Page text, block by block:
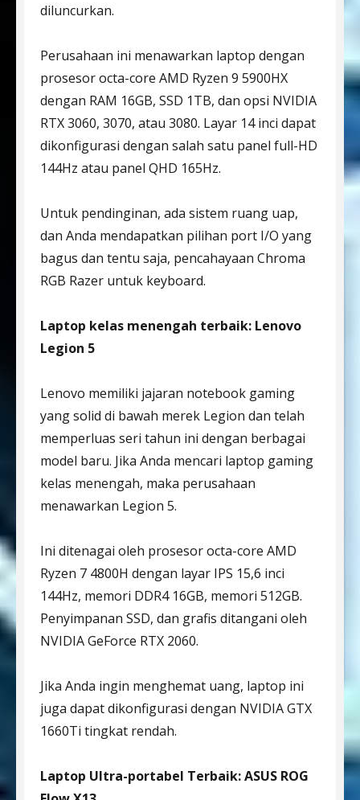
diluncurkan.
Perusahaan ini menawarkan laptop dengan
prosesor octa-core AMD Ryzen 9 5900HX
dengan RAM 16GB, SSD 1TB, dan opsi NVIDIA
RTX 3060, 3070, atau 3080. Layar 14 inci dapat
dikonfigurasi dengan salah satu panel full-HD
144Hz atau panel QHD 165Hz.
Untuk pendinginan, ada sistem ruang uap,
dan Anda mendapatkan pilihan port I/O yang
bagus dan tentu saja, pencahayaan Chroma
RGB Razer untuk keyboard.
Laptop kelas menengah terbaik: Lenovo
Legion 5
Lenovo memiliki jajaran notebook gaming
yang solid di bawah merek Legion dan telah
memperluas seri tahun ini dengan berbagai
model baru. Jika Anda mencari laptop gaming
kelas menengah, maka perusahaan
menawarkan Legion 5.
Ini ditenagai oleh prosesor octa-core AMD
Ryzen 7 4800H dengan layar IPS 15,6 inci
144Hz, memori DDR4 16GB, memori 512GB.
Penyimpanan SSD, dan grafis ditangani oleh
NVIDIA GeForce RTX 2060.
Jika Anda ingin menghemat uang, laptop ini
juga dapat dikonfigurasi dengan NVIDIA GTX
1660Ti tingkat rendah.
Laptop Ultra-portabel Terbaik: ASUS ROG